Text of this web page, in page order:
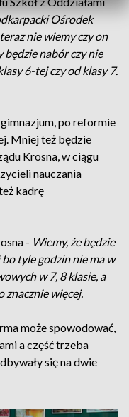
Ośrodek
nie wiemy czy on
będzie nabór czy nie
6-tej czy od klasy 7.
po reformie
Mniej też będzie
Krosna, w ciągu
nauczania
kadrę
- Wiemy, że będzie
tyle godzin nie ma w
w 7, 8 klasie, a
znacznie więcej.
może spowodować,
a część trzeba
się na dwie